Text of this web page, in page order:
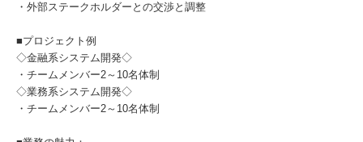
・外部ステークホルダーとの交渉と調整
■プロジェクト例
◇金融系システム開発◇
・チームメンバー2～10名体制
◇業務系システム開発◇
・チームメンバー2～10名体制